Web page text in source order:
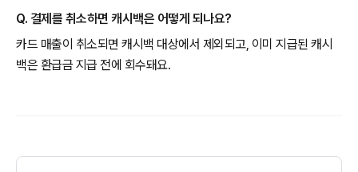
Q. 결제를 취소하면 캐시백은 어떻게 되나요?
카드 매출이 취소되면 캐시백 대상에서 제외되고, 이미 지급된 캐시
백은 환급금 지급 전에 회수돼요.